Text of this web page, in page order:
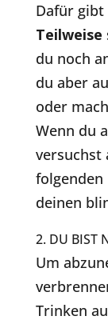
Dafür gibt
Teilweise
du noch
du aber
oder
Wenn du
versuchst
deinen
2. DU BIST
Um
Trinken